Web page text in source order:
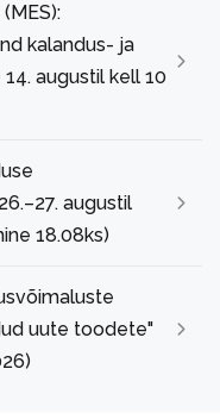
kalandus- ja
augustil kell 10
augustil
18.08ks)
uute toodete"